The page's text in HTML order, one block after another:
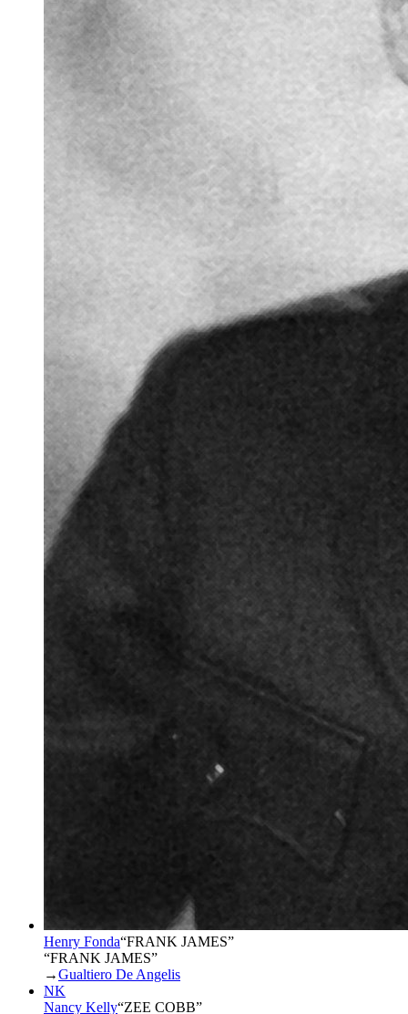
Henry Fonda“FRANK JAMES”
“FRANK JAMES”
→Gualtiero De Angelis
NK
Nancy Kelly“ZEE COBB”